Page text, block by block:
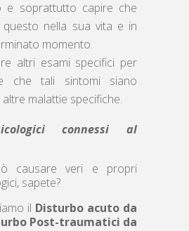
e soprattutto capire che
nella sua vita e in
momento.
altri esami specifici per
che tali sintomi siano
malattie specifiche.
connessi al
causare veri e propri
sapete?
il Disturbo acuto da
Post-traumatici da